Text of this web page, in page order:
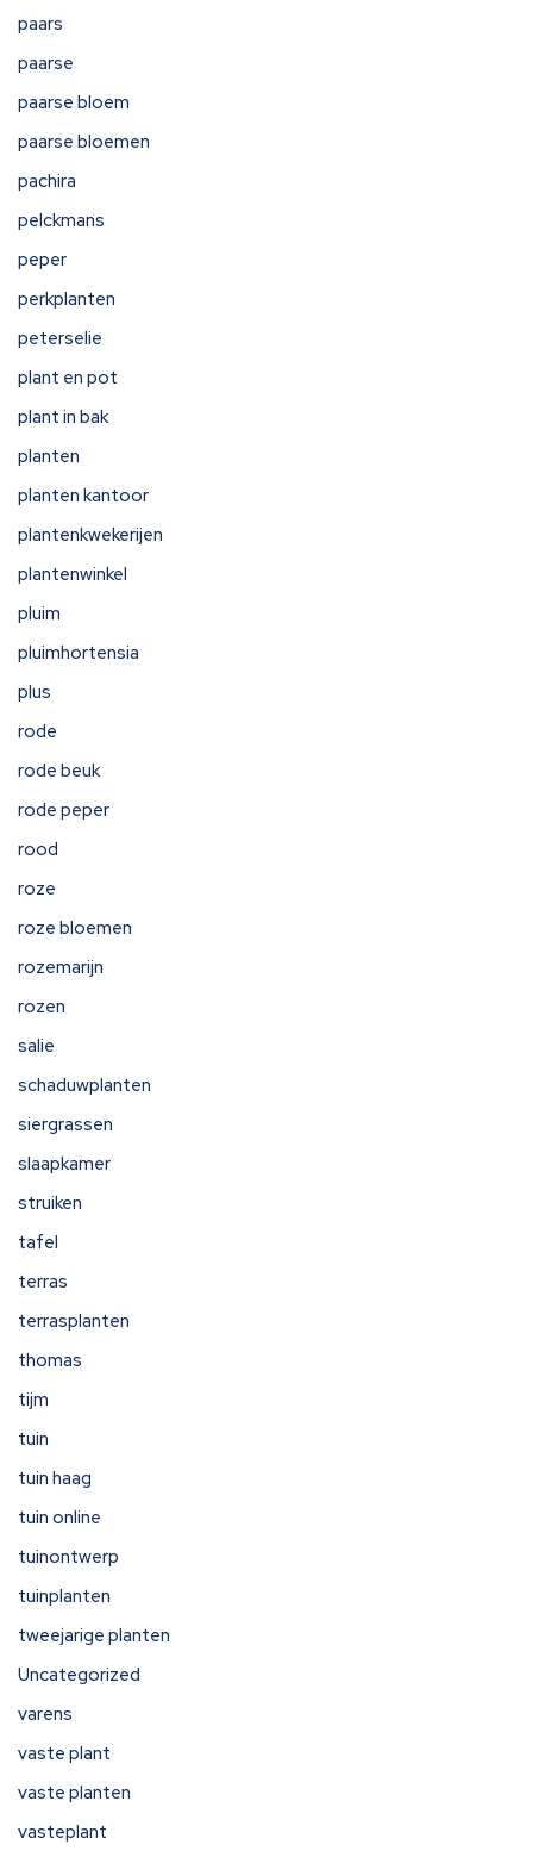
paars
paarse
paarse bloem
paarse bloemen
pachira
pelckmans
peper
perkplanten
peterselie
plant en pot
plant in bak
planten
planten kantoor
plantenkwekerijen
plantenwinkel
pluim
pluimhortensia
plus
rode
rode beuk
rode peper
rood
roze
roze bloemen
rozemarijn
rozen
salie
schaduwplanten
siergrassen
slaapkamer
struiken
tafel
terras
terrasplanten
thomas
tijm
tuin
tuin haag
tuin online
tuinontwerp
tuinplanten
tweejarige planten
Uncategorized
varens
vaste plant
vaste planten
vasteplant